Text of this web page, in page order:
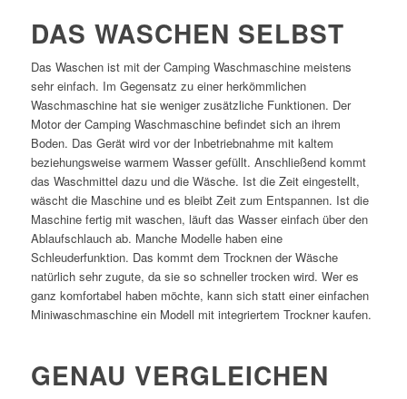
DAS WASCHEN SELBST
Das Waschen ist mit der Camping Waschmaschine meistens
sehr einfach. Im Gegensatz zu einer herkömmlichen
Waschmaschine hat sie weniger zusätzliche Funktionen. Der
Motor der Camping Waschmaschine befindet sich an ihrem
Boden. Das Gerät wird vor der Inbetriebnahme mit kaltem
beziehungsweise warmem Wasser gefüllt. Anschließend kommt
das Waschmittel dazu und die Wäsche. Ist die Zeit eingestellt,
wäscht die Maschine und es bleibt Zeit zum Entspannen. Ist die
Maschine fertig mit waschen, läuft das Wasser einfach über den
Ablaufschlauch ab. Manche Modelle haben eine
Schleuderfunktion. Das kommt dem Trocknen der Wäsche
natürlich sehr zugute, da sie so schneller trocken wird. Wer es
ganz komfortabel haben möchte, kann sich statt einer einfachen
Miniwaschmaschine ein Modell mit integriertem Trockner kaufen.
GENAU VERGLEICHEN